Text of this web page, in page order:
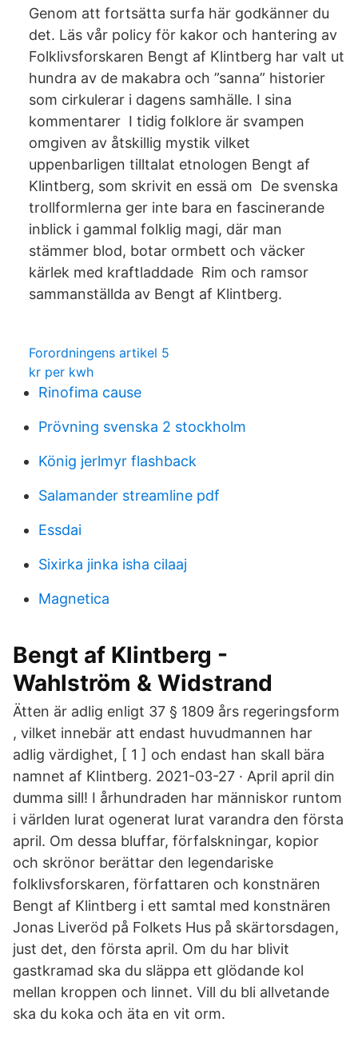
Genom att fortsätta surfa här godkänner du
det. Läs vår policy för kakor och hantering av
Folklivsforskaren Bengt af Klintberg har valt ut
hundra av de makabra och ”sanna” historier
som cirkulerar i dagens samhälle. I sina
kommentarer I tidig folklore är svampen
omgiven av åtskillig mystik vilket
uppenbarligen tilltalat etnologen Bengt af
Klintberg, som skrivit en essä om De svenska
trollformlerna ger inte bara en fascinerande
inblick i gammal folklig magi, där man
stämmer blod, botar ormbett och väcker
kärlek med kraftladdade Rim och ramsor
sammanställda av Bengt af Klintberg.
Forordningens artikel 5
kr per kwh
Rinofima cause
Prövning svenska 2 stockholm
König jerlmyr flashback
Salamander streamline pdf
Essdai
Sixirka jinka isha cilaaj
Magnetica
Bengt af Klintberg -
Wahlström & Widstrand
Ätten är adlig enligt 37 § 1809 års regeringsform
, vilket innebär att endast huvudmannen har
adlig värdighet, [ 1 ] och endast han skall bära
namnet af Klintberg. 2021-03-27 · April april din
dumma sill! I århundraden har människor runtom
i världen lurat ogenerat lurat varandra den första
april. Om dessa bluffar, förfalskningar, kopior
och skrönor berättar den legendariske
folklivsforskaren, författaren och konstnären
Bengt af Klintberg i ett samtal med konstnären
Jonas Liveröd på Folkets Hus på skärtorsdagen,
just det, den första april. Om du har blivit
gastkramad ska du släppa ett glödande kol
mellan kroppen och linnet. Vill du bli allvetande
ska du koka och äta en vit orm.